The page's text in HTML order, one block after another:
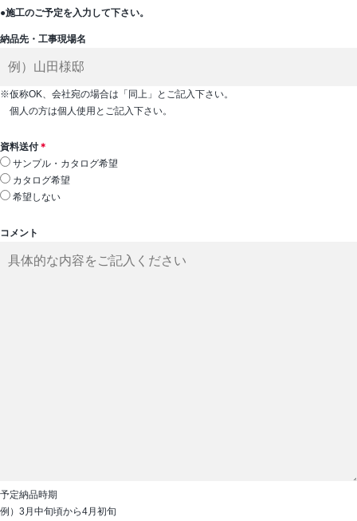
●施工のご予定を入力して下さい。
納品先・工事現場名
※仮称OK、会社宛の場合は「同上」とご記入下さい。
個人の方は個人使用とご記入下さい。
資料送付＊
サンプル・カタログ希望
カタログ希望
希望しない
コメント
予定納品時期
例）3月中旬頃から4月初旬